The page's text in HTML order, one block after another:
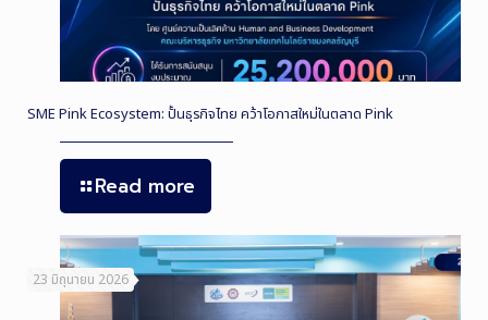
SME Pink Ecosystem: ปั้นธุรกิจไทย คว้าโอกาสใหม่ในตลาด Pink
Read more
23 มิถุนายน 2026